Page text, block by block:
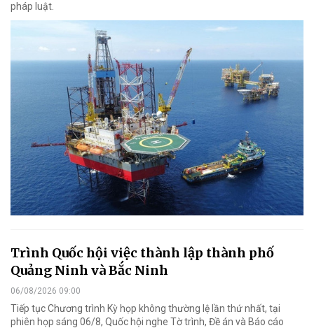
pháp luật.
Trình Quốc hội việc thành lập thành phố
Quảng Ninh và Bắc Ninh
06/08/2026 09:00
Tiếp tục Chương trình Kỳ họp không thường lệ lần thứ nhất, tại
phiên họp sáng 06/8, Quốc hội nghe Tờ trình, Đề án và Báo cáo